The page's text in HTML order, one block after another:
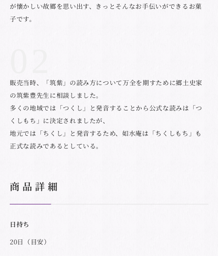
が懐かしい故郷を思い出す、きっとそんなお手伝いができるお菓
子です。
販売当時、「筑紫」の読み方について万全を期すために郷土史家
の筑紫豊先生に相談しました。
多くの地域では「つくし」と発音することから公式な読みは「つ
くしもち」に決定されましたが、
地元では「ちくし」と発音するため、如水庵は「ちくしもち」も
正式な読みであるとしている。
商品詳細
日持ち
20日（目安）